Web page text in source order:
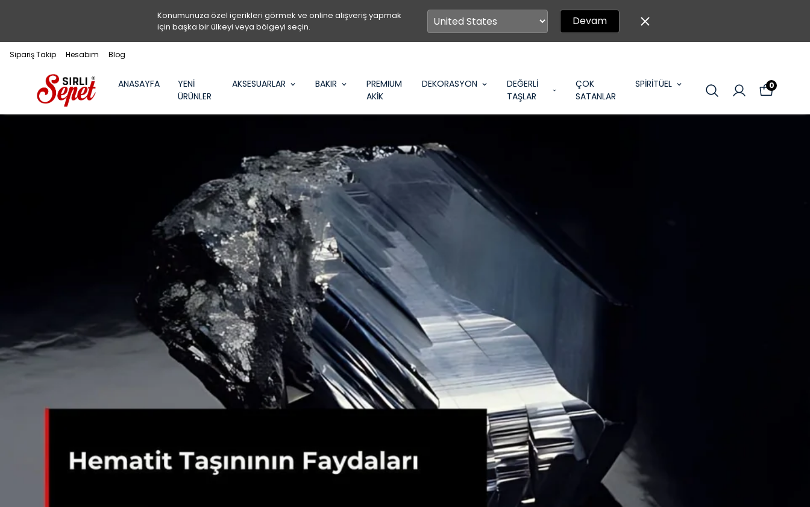
Konumunuza özel içerikleri görmek ve online alışveriş yapmak
için başka bir ülkeyi veya bölgeyi seçin.
Devam
Sipariş Takip Hesabım Blog
ANASAYFA
YENİ
ÜRÜNLER
AKSESUARLAR BAKIR
PREMIUM
AKİK
DEKORASYON
DEĞERLİ
TAŞLAR
ÇOK
SATANLAR
SPİRİTÜEL 0